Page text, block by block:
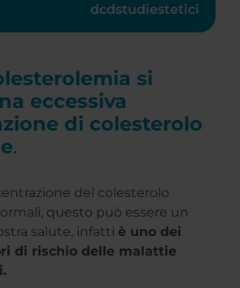
dcdstudiestetici
si
eccessiva
di colesterolo
.
del colesterolo
questo può essere un
salute, infatti è uno dei
di rischio delle malattie